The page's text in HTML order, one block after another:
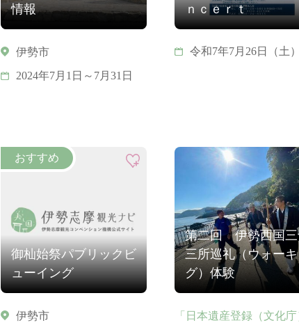
情報
伊勢市
2024年7月1日～7月31日
ｎｃｅｒｔ
令和7年7月26日（土）
御杣始祭パブリックビ
ューイング
伊勢市
第二回 伊勢西国
三所巡礼（ウォー
グ）体験
「日本遺産登録（文化庁